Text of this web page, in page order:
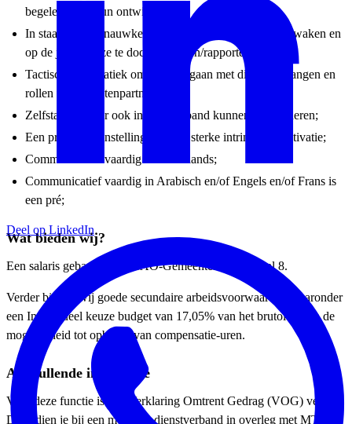
begeleiden in hun ontwikke-ling;
In staat zijn om nauwkeurig processen te volgen, te bewaken en
op de juiste wijze te docu-menteren/rapporteren;
Tactisch/diplomatiek om kunnen gaan met diverse belangen en
rollen van de ketenpartners;
Zelfstandig maar ook in teamverband kunnen functioneren;
Een praktische instelling met een sterke intrinsieke motivatie;
Communicatief vaardig in Nederlands;
Communicatief vaardig in Arabisch en/of Engels en/of Frans is
een pré;
Wat bieden wij?
Een salaris gebaseerd op CAO-Gemeenten loonschaal 8.
Verder bieden wij goede secundaire arbeidsvoorwaarden waaronder
een Individueel keuze budget van 17,05% van het brutoloon en de
mogelijkheid tot opbouw van compensatie-uren.
Aanvullende informatie
Voor deze functie is een Verklaring Omtrent Gedrag (VOG) vereist.
Deze dien je bij een mogelijk dienstverband in overleg met MTB
Deel op LinkedIn